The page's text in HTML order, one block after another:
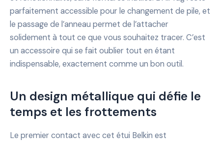
parfaitement accessible pour le changement de pile, et
le passage de l’anneau permet de l’attacher
solidement à tout ce que vous souhaitez tracer. C’est
un accessoire qui se fait oublier tout en étant
indispensable, exactement comme un bon outil.
Un design métallique qui défie le
temps et les frottements
Le premier contact avec cet étui Belkin est